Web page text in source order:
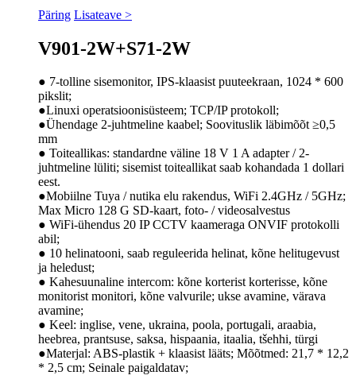
Päring Lisateave >
V901-2W+S71-2W
● 7-tolline sisemonitor, IPS-klaasist puuteekraan, 1024 * 600
pikslit;
●Linuxi operatsioonisüsteem; TCP/IP protokoll;
●Ühendage 2-juhtmeline kaabel; Soovituslik läbimõõt ≥0,5
mm
● Toiteallikas: standardne väline 18 V 1 A adapter / 2-
juhtmeline lüliti; sisemist toiteallikat saab kohandada 1 dollari
eest.
●Mobiilne Tuya / nutika elu rakendus, WiFi 2.4GHz / 5GHz;
Max Micro 128 G SD-kaart, foto- / videosalvestus
● WiFi-ühendus 20 IP CCTV kaameraga ONVIF protokolli
abil;
● 10 helinatooni, saab reguleerida helinat, kõne helitugevust
ja heledust;
● Kahesuunaline intercom: kõne korterist korterisse, kõne
monitorist monitori, kõne valvurile; ukse avamine, värava
avamine;
● Keel: inglise, vene, ukraina, poola, portugali, araabia,
heebrea, prantsuse, saksa, hispaania, itaalia, tšehhi, türgi
●Materjal: ABS-plastik + klaasist lääts; Mõõtmed: 21,7 * 12,2
* 2,5 cm; Seinale paigaldatav;